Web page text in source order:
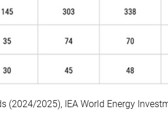
(2024/2025), IEA World Energy